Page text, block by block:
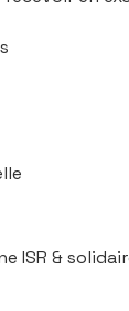
ISR &